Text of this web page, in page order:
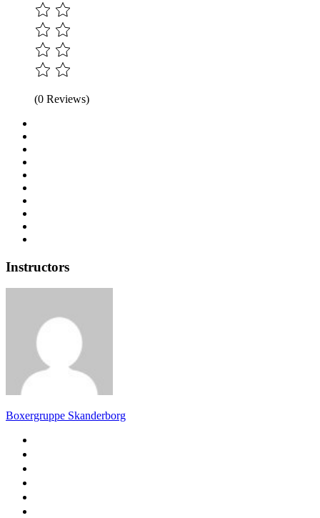
(0 Reviews)
Instructors
Boxergruppe Skanderborg